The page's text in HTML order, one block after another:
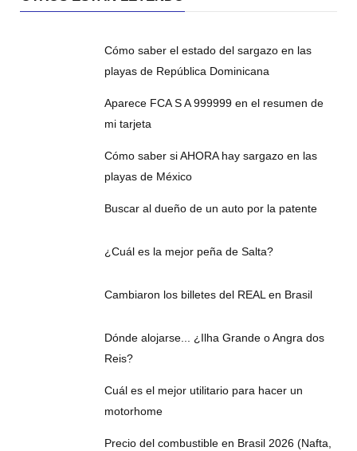
Cómo saber el estado del sargazo en las
playas de República Dominicana
Aparece FCA S A 999999 en el resumen de
mi tarjeta
Cómo saber si AHORA hay sargazo en las
playas de México
Buscar al dueño de un auto por la patente
¿Cuál es la mejor peña de Salta?
Cambiaron los billetes del REAL en Brasil
Dónde alojarse... ¿Ilha Grande o Angra dos
Reis?
Cuál es el mejor utilitario para hacer un
motorhome
Precio del combustible en Brasil 2026 (Nafta,